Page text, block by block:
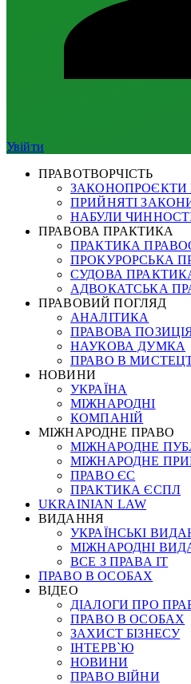
Увійти
ПРАВОТВОРЧІСТЬ
ЗАКОНОПРОЄКТИ
ПРИЙНЯТІ
НАБУЛИ
ПРАВОВА ПРАКТИКА
ПРАКТИКА
ПРОКУРОРСЬКА
СУДОВА
АДВОКАТСЬКА
ПРАВОВИЙ ПОГЛЯД
АНАЛІТИКА
ПРАВОВА
НАУКОВА ДУМКА
ПРАВО В
НОВИНИ
УКРАЇНА
МІЖНАРОДНІ
КОМПАНІЙ
МІЖНАРОДНЕ ПРАВО
МІЖНАРОДНЕ
МІЖНАРОДНЕ
ПРАВО ЄС
ПРАКТИКА ЄСПЛ
UKRAINIAN LAW
ВИДАННЯ
УКРАЇНСЬКІ
МІЖНАРОДНІ
ВСЕ З ПРАВА ІТ
ПРАВО В ОСОБАХ
ВІДЕО
ДІАЛОГИ ПРО
ПРАВО В ОСОБАХ
ЗАХИСТ БІЗНЕСУ
ІНТЕРВ`Ю
НОВИНИ
ПРАВО ВІЙНИ